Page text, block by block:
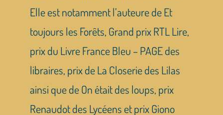
Elle est notamment l’auteure de Et
toujours les Forêts, Grand prix RTL Lire,
prix du Livre France Bleu – PAGE des
libraires, prix de La Closerie des Lilas
ainsi que de On était des loups, prix
Renaudot des Lycéens et prix Giono